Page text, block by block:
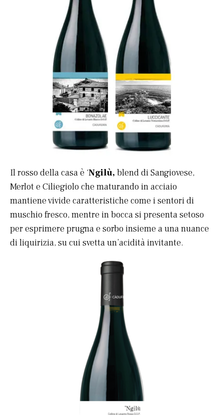
Il rosso della casa è ‘Ngilù, blend di Sangiovese,
Merlot e Ciliegiolo che maturando in acciaio
mantiene vivide caratteristiche come i sentori di
muschio fresco, mentre in bocca si presenta setoso
per esprimere prugna e sorbo insieme a una nuance
di liquirizia, su cui svetta un’acidità invitante.